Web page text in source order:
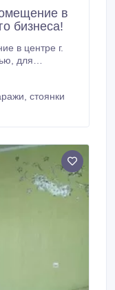
в
бизнеса!
в центре г.
по
стоянки